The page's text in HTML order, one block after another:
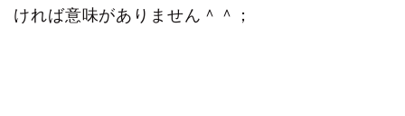
ければ意味がありません＾＾；